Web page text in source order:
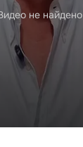
не найдено